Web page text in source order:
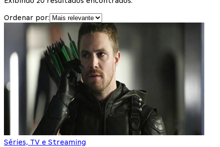
Ordenar por:
Séries, TV e Streaming